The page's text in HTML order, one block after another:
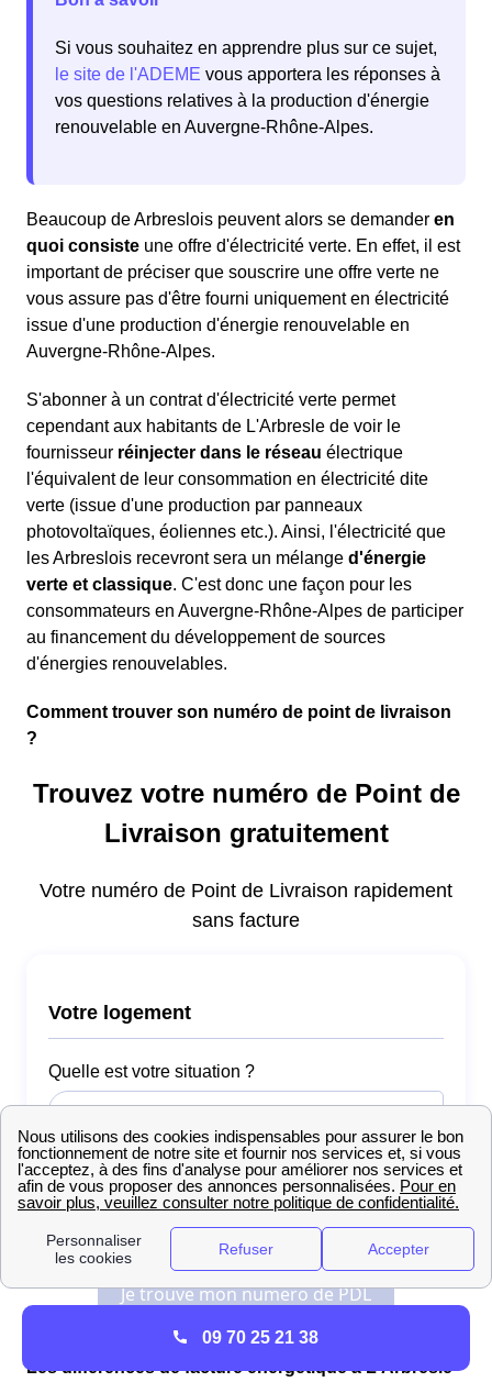
Si vous souhaitez en apprendre plus sur ce sujet,
le site de l'ADEME vous apportera les réponses à
vos questions relatives à la production d'énergie
renouvelable en Auvergne-Rhône-Alpes.
Beaucoup de Arbreslois peuvent alors se demander en
quoi consiste une offre d'électricité verte. En effet, il est
important de préciser que souscrire une offre verte ne
vous assure pas d'être fourni uniquement en électricité
issue d'une production d'énergie renouvelable en
Auvergne-Rhône-Alpes.
S'abonner à un contrat d'électricité verte permet
cependant aux habitants de L'Arbresle de voir le
fournisseur réinjecter dans le réseau électrique
l'équivalent de leur consommation en électricité dite
verte (issue d'une production par panneaux
photovoltaïques, éoliennes etc.). Ainsi, l'électricité que
les Arbreslois recevront sera un mélange d'énergie
verte et classique. C'est donc une façon pour les
consommateurs en Auvergne-Rhône-Alpes de participer
au financement du développement de sources
d'énergies renouvelables.
Comment trouver son numéro de point de livraison
?
Les différences de facture énergétique à L'Arbresle
09 70 25 21 38